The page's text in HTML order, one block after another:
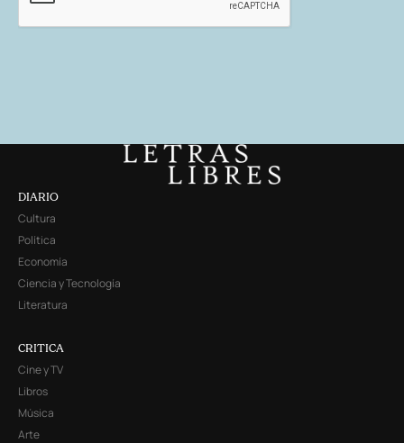
DIARIO
Cultura
Política
Economía
Ciencia y Tecnología
Literatura
CRITICA
Cine y TV
Libros
Música
Arte